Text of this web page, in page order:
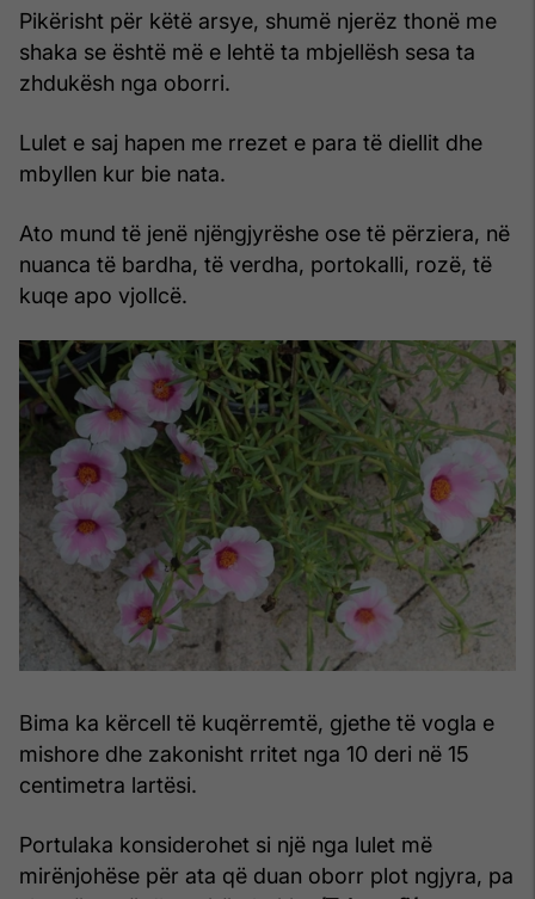
Pikërisht për këtë arsye, shumë njerëz thonë me
shaka se është më e lehtë ta mbjellësh sesa ta
zhdukësh nga oborri.
Lulet e saj hapen me rrezet e para të diellit dhe
mbyllen kur bie nata.
Ato mund të jenë njëngjyrëshe ose të përziera, në
nuanca të bardha, të verdha, portokalli, rozë, të
kuqe apo vjollcë.
Bima ka kërcell të kuqërremtë, gjethe të vogla e
mishore dhe zakonisht rritet nga 10 deri në 15
centimetra lartësi.
Portulaka konsiderohet si një nga lulet më
mirënjohëse për ata që duan oborr plot ngjyra, pa